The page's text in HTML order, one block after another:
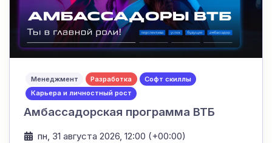
Менеджмент Разработка
Софт скиллы
Карьера и личностный рост
Амбассадорская программа ВТБ
пн, 31 августа 2026, 12:00 (+00:00)